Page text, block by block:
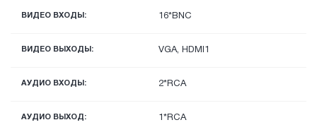
ВИДЕО ВХОДЫ: 16*BNC
ВИДЕО ВЫХОДЫ: VGA, HDMI1
АУДИО ВХОДЫ: 2*RCA
АУДИО ВЫХОД: 1*RCA